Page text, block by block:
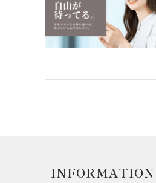
INFORMATION